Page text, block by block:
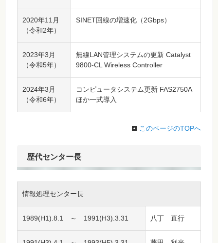
2020年11月
（令和2年）
SINET回線の増速化（2Gbps）
2023年3月
（令和5年）
無線LAN管理システムの更新 Catalyst
9800-CL Wireless Controller
2024年3月
（令和6年）
コンピュータシステム更新 FAS2750A
ほか一式導入
このページのTOPへ
歴代センター長
情報処理センター長
1989(H1).8.1 ～ 1991(H3).3.31 八丁 直行